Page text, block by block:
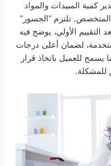
كمية المبيدات والمواد
تلتزم “الجسور”
الأولي، يوضح فيه
لضمان أعلى درجات
يسمح للعميل باتخاذ قرار
للمشكلة.